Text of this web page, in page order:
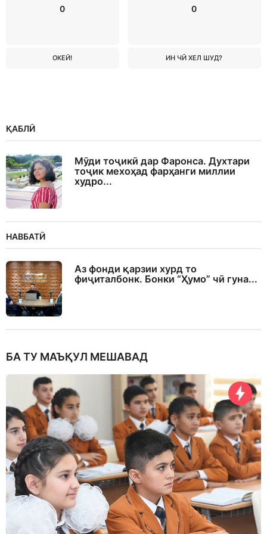
0
ОКЕЙ!
0
ИН ЧӢ ХЕЛ ШУД?
ҚАБЛӢ
Мӯди тоҷикӣ дар Фаронса. Духтари
тоҷик мехоҳад фарҳанги миллии
худро...
НАВБАТӢ
Аз фонди қарзии хурд то
фиҷиталбонк. Бонки “Ҳумо” чӣ гуна...
БА ТУ МАЪҚУЛ МЕШАВАД